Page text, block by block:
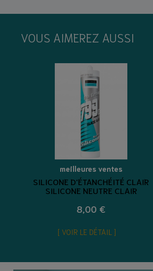
VOUS AIMEREZ AUSSI
meilleures ventes
SILICONE D'ÉTANCHÉITÉ CLAIR
SILICONE NEUTRE CLAIR
8,00 €
VOIR LE DÉTAIL